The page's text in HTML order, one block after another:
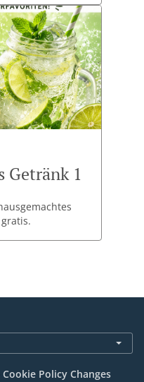
Getränk 1
Cookie Policy Changes